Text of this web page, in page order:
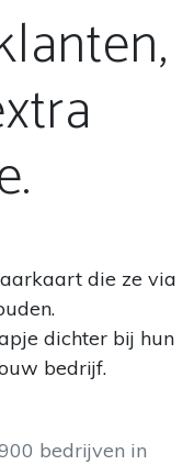
die ze via
dichter bij hun
bedrijf.
bedrijven in